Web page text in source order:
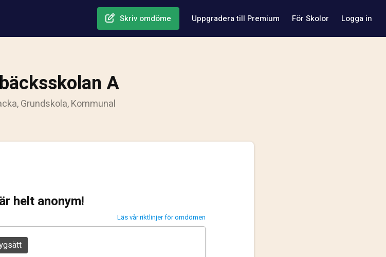
Skriv omdöme Uppgradera till Premium För Skolor Logga in
A
Grundskola, Kommunal
helt anonym!
Läs vår riktlinjer för omdömen